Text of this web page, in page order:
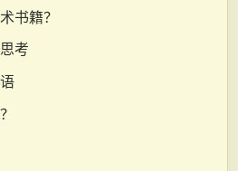
书籍？
考